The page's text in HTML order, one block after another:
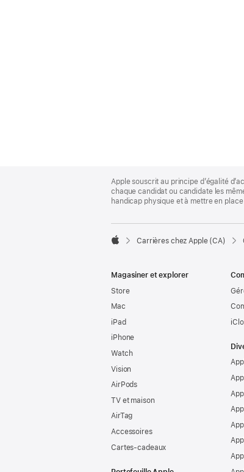
Footer
Apple souscrit au principe d’égalité
chaque candidat ou candidate les
handicap physique et à mettre en

Carrières chez Apple (CA)
Magasiner et explorer
Store
Mac
iPad
iPhone
Watch
Vision
AirPods
TV et maison
AirTag
Accessoires
Cartes-cadeaux